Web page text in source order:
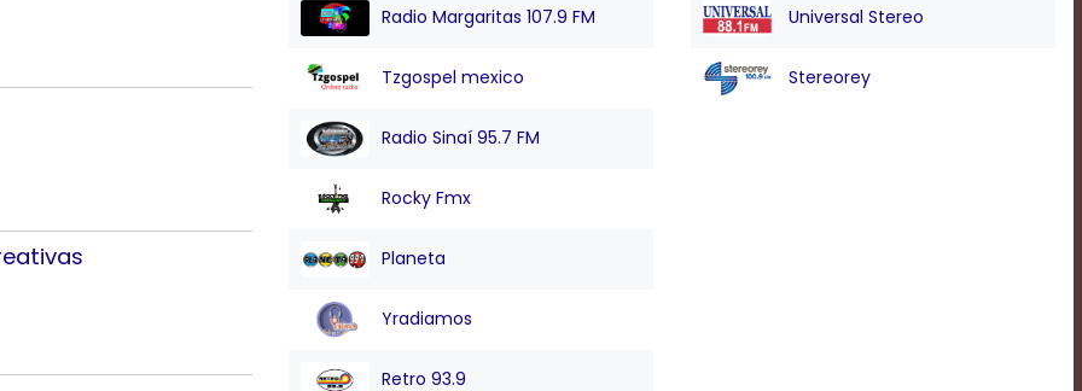
Radio Margaritas 107.9 FM
Tzgospel mexico
Radio Sinaí 95.7 FM
Rocky Fmx
Planeta
Yradiamos
Retro 93.9
Universal Stereo
Stereorey